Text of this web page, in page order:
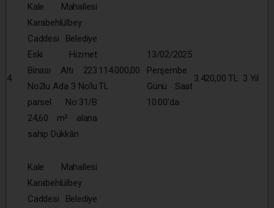
4
Kale Mahallesi
Karabehlülbey
Caddesi Belediye
Eski Hizmet
Binası Altı 223
No2lu Ada 3 No’lu
parsel No:31/B
24,60 m² alana
sahip Dükkân
114.000,00
TL
13/02/2025
Perşembe
Günü Saat
10:00’da
3.420,00 TL 3 Yıl
Kale Mahallesi
Karabehlülbey
Caddesi Belediye